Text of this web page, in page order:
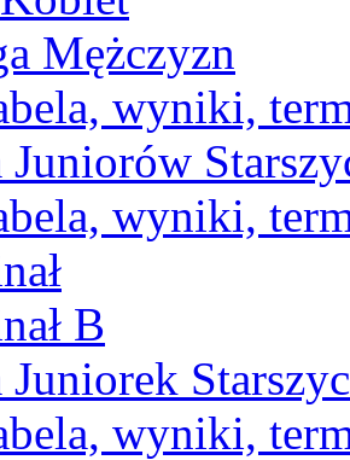
Mężczyzn
wyniki,
Juniorów
wyniki,
B
Juniorek
wyniki,